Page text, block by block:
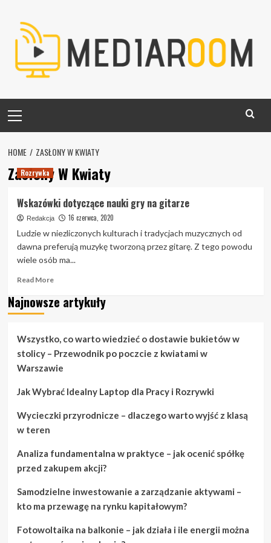
content
Menu
HOME ZASŁONY W KWIATY
Zasłony W Kwiaty
Rozrywka
Wskazówki dotyczące nauki gry na gitarze
Redakcja 16 czerwca, 2020
Ludzie w niezliczonych kulturach i tradycjach muzycznych od
dawna preferują muzykę tworzoną przez gitarę. Z tego powodu
wiele osób ma...
Read MoreRead
about
Wskazówki
gry
na
gitarze
Najnowsze artykuły
Wszystko, co warto wiedzieć o dostawie bukietów w
stolicy – Przewodnik po poczcie z kwiatami w
Warszawie
Jak Wybrać Idealny Laptop dla Pracy i Rozrywki
Wycieczki przyrodnicze – dlaczego warto wyjść z klasą
w teren
Analiza fundamentalna w praktyce – jak ocenić spółkę
przed zakupem akcji?
Samodzielne inwestowanie a zarządzanie aktywami –
kto ma przewagę na rynku kapitałowym?
Fotowoltaika na balkonie – jak działa i ile energii można